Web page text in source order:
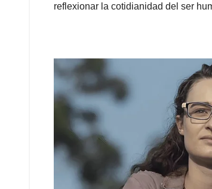
reflexionar la cotidianidad del ser